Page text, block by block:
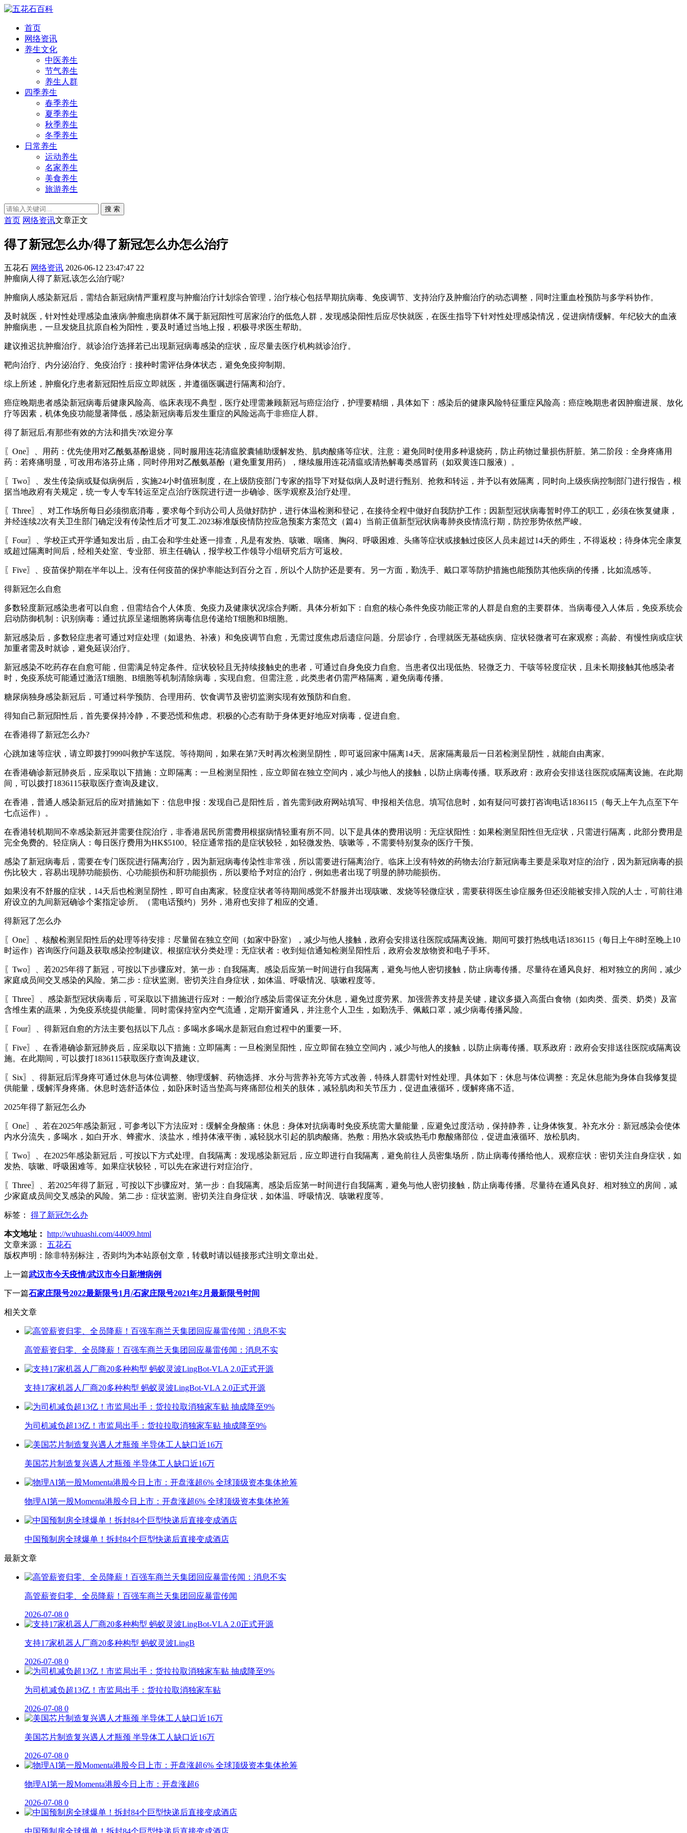
首页
网络资讯
养生文化
中医养生
节气养生
养生人群
四季养生
春季养生
夏季养生
秋季养生
冬季养生
日常养生
运动养生
名家养生
美食养生
旅游养生
搜 索
首页 网络资讯文章正文
得了新冠怎么办/得了新冠怎么办怎么治疗
五花石 网络资讯 2026-06-12 23:47:47 22
肿瘤病人得了新冠,该怎么治疗呢?
肿瘤病人感染新冠后，需结合新冠病情严重程度与肿瘤治疗计划综合管理，治疗核心包括早期抗病毒、免疫调节、支持治疗及肿瘤治疗的动态调整，同时注重血栓预防与多学科协作。
及时就医，针对性处理感染血液病/肿瘤患病群体不属于新冠阳性可居家治疗的低危人群，发现感染阳性后应尽快就医，在医生指导下针对性处理感染情况，促进病情缓解。年纪较大的血液
肿瘤病患，一旦发烧且抗原自检为阳性，要及时通过当地上报，积极寻求医生帮助。
建议推迟抗肿瘤治疗。就诊治疗选择若已出现新冠病毒感染的症状，应尽量去医疗机构就诊治疗。
靶向治疗、内分泌治疗、免疫治疗：接种时需评估身体状态，避免免疫抑制期。
综上所述，肿瘤化疗患者新冠阳性后应立即就医，并遵循医嘱进行隔离和治疗。
癌症晚期患者感染新冠病毒后健康风险高、临床表现不典型，医疗处理需兼顾新冠与癌症治疗，护理要精细，具体如下：感染后的健康风险特征重症风险高：癌症晚期患者因肿瘤进展、放化
疗等因素，机体免疫功能显著降低，感染新冠病毒后发生重症的风险远高于非癌症人群。
得了新冠后,有那些有效的方法和措失?欢迎分享
〖One〗、用药：优先使用对乙酰氨基酚退烧，同时服用连花清瘟胶囊辅助缓解发热、肌肉酸痛等症状。注意：避免同时使用多种退烧药，防止药物过量损伤肝脏。第二阶段：全身疼痛用
药：若疼痛明显，可改用布洛芬止痛，同时停用对乙酰氨基酚（避免重复用药），继续服用连花清瘟或清热解毒类感冒药（如双黄连口服液）。
〖Two〗、发生传染病或疑似病例后，实施24小时值班制度，在上级防疫部门专家的指导下对疑似病人及时进行甄别、抢救和转运，并予以有效隔离，同时向上级疾病控制部门进行报告，根
据当地政府有关规定，统一专人专车转运至定点治疗医院进行进一步确诊、医学观察及治疗处理。
〖Three〗、对工作场所每日必须彻底消毒，要求每个到访公司人员做好防护，进行体温检测和登记，在接待全程中做好自我防护工作；因新型冠状病毒暂时停工的职工，必须在恢复健康，
并经连续2次有关卫生部门确定没有传染性后才可复工.2023标准版疫情防控应急预案方案范文（篇4）当前正值新型冠状病毒肺炎疫情流行期，防控形势依然严峻。
〖Four〗、学校正式开学通知发出后，由工会和学生处逐一排查，凡是有发热、咳嗽、咽痛、胸闷、呼吸困难、头痛等症状或接触过疫区人员未超过14天的师生，不得返校；待身体完全康复
或超过隔离时间后，经相关处室、专业部、班主任确认，报学校工作领导小组研究后方可返校。
〖Five〗、疫苗保护期在半年以上。没有任何疫苗的保护率能达到百分之百，所以个人防护还是要有。另一方面，勤洗手、戴口罩等防护措施也能预防其他疾病的传播，比如流感等。
得新冠怎么自愈
多数轻度新冠感染患者可以自愈，但需结合个人体质、免疫力及健康状况综合判断。具体分析如下：自愈的核心条件免疫功能正常的人群是自愈的主要群体。当病毒侵入人体后，免疫系统会
启动防御机制：识别病毒：通过抗原呈递细胞将病毒信息传递给T细胞和B细胞。
新冠感染后，多数轻症患者可通过对症处理（如退热、补液）和免疫调节自愈，无需过度焦虑后遗症问题。分层诊疗，合理就医无基础疾病、症状轻微者可在家观察；高龄、有慢性病或症状
加重者需及时就诊，避免延误治疗。
新冠感染不吃药存在自愈可能，但需满足特定条件。症状较轻且无持续接触史的患者，可通过自身免疫力自愈。当患者仅出现低热、轻微乏力、干咳等轻度症状，且未长期接触其他感染者
时，免疫系统可能通过激活T细胞、B细胞等机制清除病毒，实现自愈。但需注意，此类患者仍需严格隔离，避免病毒传播。
糖尿病独身感染新冠后，可通过科学预防、合理用药、饮食调节及密切监测实现有效预防和自愈。
得知自己新冠阳性后，首先要保持冷静，不要恐慌和焦虑。积极的心态有助于身体更好地应对病毒，促进自愈。
在香港得了新冠怎么办?
心跳加速等症状，请立即拨打999叫救护车送院。等待期间，如果在第7天时再次检测呈阴性，即可返回家中隔离14天。居家隔离最后一日若检测呈阴性，就能自由离家。
在香港确诊新冠肺炎后，应采取以下措施：立即隔离：一旦检测呈阳性，应立即留在独立空间内，减少与他人的接触，以防止病毒传播。联系政府：政府会安排送往医院或隔离设施。在此期
间，可以拨打1836115获取医疗查询及建议。
在香港，普通人感染新冠后的应对措施如下：信息申报：发现自己是阳性后，首先需到政府网站填写、申报相关信息。填写信息时，如有疑问可拨打咨询电话1836115（每天上午九点至下午
七点运作）。
在香港转机期间不幸感染新冠并需要住院治疗，非香港居民所需费用根据病情轻重有所不同。以下是具体的费用说明：无症状阳性：如果检测呈阳性但无症状，只需进行隔离，此部分费用是
完全免费的。轻症病人：每日医疗费用为HK$5100。轻症通常指的是症状较轻，如轻微发热、咳嗽等，不需要特别复杂的医疗干预。
感染了新冠病毒后，需要在专门医院进行隔离治疗，因为新冠病毒传染性非常强，所以需要进行隔离治疗。临床上没有特效的药物去治疗新冠病毒主要是采取对症的治疗，因为新冠病毒的损
伤比较大，容易出现肺功能损伤、心功能损伤和肝功能损伤，所以要给予对症的治疗，例如患者出现了明显的肺功能损伤。
如果没有不舒服的症状，14天后也检测呈阴性，即可自由离家。轻度症状者等待期间感觉不舒服并出现咳嗽、发烧等轻微症状，需要获得医生诊症服务但还没能被安排入院的人士，可前往港
府设立的九间新冠确诊个案指定诊所。（需电话预约）另外，港府也安排了相应的交通。
得新冠了怎么办
〖One〗、核酸检测呈阳性后的处理等待安排：尽量留在独立空间（如家中卧室），减少与他人接触，政府会安排送往医院或隔离设施。期间可拨打热线电话1836115（每日上午8时至晚上10
时运作）咨询医疗问题及获取感染控制建议。根据症状分类处理：无症状者：收到短信通知检测呈阳性后，政府会发放物资和电子手环。
〖Two〗、若2025年得了新冠，可按以下步骤应对。第一步：自我隔离。感染后应第一时间进行自我隔离，避免与他人密切接触，防止病毒传播。尽量待在通风良好、相对独立的房间，减少
家庭成员间交叉感染的风险。第二步：症状监测。密切关注自身症状，如体温、呼吸情况、咳嗽程度等。
〖Three〗、感染新型冠状病毒后，可采取以下措施进行应对：一般治疗感染后需保证充分休息，避免过度劳累。加强营养支持是关键，建议多摄入高蛋白食物（如肉类、蛋类、奶类）及富
含维生素的蔬果，为免疫系统提供能量。同时需保持室内空气流通，定期开窗通风，并注意个人卫生，如勤洗手、佩戴口罩，减少病毒传播风险。
〖Four〗、得新冠自愈的方法主要包括以下几点：多喝水多喝水是新冠自愈过程中的重要一环。
〖Five〗、在香港确诊新冠肺炎后，应采取以下措施：立即隔离：一旦检测呈阳性，应立即留在独立空间内，减少与他人的接触，以防止病毒传播。联系政府：政府会安排送往医院或隔离设
施。在此期间，可以拨打1836115获取医疗查询及建议。
〖Six〗、得新冠后浑身疼可通过休息与体位调整、物理缓解、药物选择、水分与营养补充等方式改善，特殊人群需针对性处理。具体如下：休息与体位调整：充足休息能为身体自我修复提
供能量，缓解浑身疼痛。休息时选舒适体位，如卧床时适当垫高与疼痛部位相关的肢体，减轻肌肉和关节压力，促进血液循环，缓解疼痛不适。
2025年得了新冠怎么办
〖One〗、若在2025年感染新冠，可参考以下方法应对：缓解全身酸痛：休息：身体对抗病毒时免疫系统需大量能量，应避免过度活动，保持静养，让身体恢复。补充水分：新冠感染会使体
内水分流失，多喝水，如白开水、蜂蜜水、淡盐水，维持体液平衡，减轻脱水引起的肌肉酸痛。热敷：用热水袋或热毛巾敷酸痛部位，促进血液循环、放松肌肉。
〖Two〗、在2025年感染新冠后，可按以下方式处理。自我隔离：发现感染新冠后，应立即进行自我隔离，避免前往人员密集场所，防止病毒传播给他人。观察症状：密切关注自身症状，如
发热、咳嗽、呼吸困难等。如果症状较轻，可以先在家进行对症治疗。
〖Three〗、若2025年得了新冠，可按以下步骤应对。第一步：自我隔离。感染后应第一时间进行自我隔离，避免与他人密切接触，防止病毒传播。尽量待在通风良好、相对独立的房间，减
少家庭成员间交叉感染的风险。第二步：症状监测。密切关注自身症状，如体温、呼吸情况、咳嗽程度等。
标签： 得了新冠怎么办
本文地址： http://wuhuashi.com/44009.html
文章来源：
五花石
版权声明： 除非特别标注，否则均为本站原创文章，转载时请以链接形式注明文章出处。
上一篇武汉市今天疫情/武汉市今日新增病例
下一篇石家庄限号2022最新限号1月/石家庄限号2021年2月最新限号时间
相关文章
高管薪资归零、全员降薪！百强车商兰天集团回应暴雷传闻：消息不实
支持17家机器人厂商20多种构型 蚂蚁灵波LingBot-VLA 2.0正式开源
为司机减负超13亿！市监局出手：货拉拉取消独家车贴 抽成降至9%
美国芯片制造复兴遇人才瓶颈 半导体工人缺口近16万
物理AI第一股Momenta港股今日上市：开盘涨超6% 全球顶级资本集体抢筹
中国预制房全球爆单！拆封84个巨型快递后直接变成酒店
最新文章
高管薪资归零、全员降薪！百强车商兰天集团回应暴雷传闻
2026-07-08 0
支持17家机器人厂商20多种构型 蚂蚁灵波LingB
2026-07-08 0
为司机减负超13亿！市监局出手：货拉拉取消独家车贴
2026-07-08 0
美国芯片制造复兴遇人才瓶颈 半导体工人缺口近16万
2026-07-08 0
物理AI第一股Momenta港股今日上市：开盘涨超6
2026-07-08 0
中国预制房全球爆单！拆封84个巨型快递后直接变成酒店